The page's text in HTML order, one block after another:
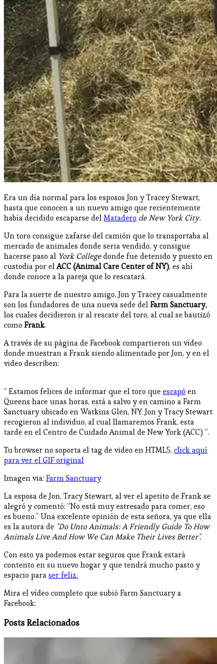
Era un día normal para los esposos Jon y Tracey Stewart,
hasta que conocen a un nuevo amigo que recientemente
había decidido escaparse delMatadero de New York City.
Un toro consigue zafarse del camión que lo transportaba al
mercado de animales donde seria vendido, y consigue
hacerse paso al York Collegedonde fue detenido y puesto en
custodia por elACC (Animal Care Center of NY), es ahí
donde conoce a la pareja que lo rescatará.
Para la suerte de nuestro amigo, Jon y Tracey casualmente
son los fundadores de una nueva sede delFarm Sanctuary,
los cuales decidieron ir al rescate del toro, al cual se bautizó
como Frank.
A través de su página de Facebook compartieron un vídeo
donde muestran a Frank siendo alimentado por Jon, y en el
video describen:
“ Estamos felices de informar que el toro que escapó en
Queens hace unas horas, está a salvo y en camino a Farm
Sanctuary ubicado en Watkins Glen, NY. Jon y Tracy Stewart
recogieron al individuo, al cual llamaremos Frank, esta
tarde en el Centro de Cuidado Animal de New York (ACC) “.
Tu browser no soporta el tag de video en HTML5, click aquí
para ver el GIF original
Imagen via: Farm Sanctuary
La esposa de Jon, Tracy Stewart, al ver el apetito de Frank se
alegró y comentó: “No está muy estresado para comer, eso
es bueno.” Una excelente opinión de esta señora, ya que ella
es la autora de "Do Unto Animals: A Friendly Guide To How
Animals Live And How We Can Make Their Lives Better".
Con esto ya podemos estar seguros que Frank estará
contento en su nuevo hogar y que tendrá mucho pasto y
espacio paraser feliz.
Mira el vídeo completo que subió Farm Sanctuary a
Facebook:
Posts Relacionados